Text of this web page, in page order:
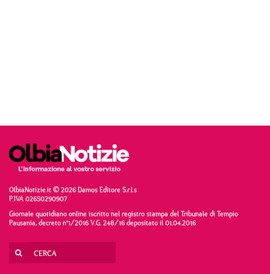
OlbiaNotizie.it © 2026 Damos Editore S.r.l.s
P.IVA 02650290907
Giornale quotidiano online iscritto nel registro stampa del Tribunale di Tempio
Pausania, decreto n°1/2016 V.G. 248/16 depositato il 01.04.2016